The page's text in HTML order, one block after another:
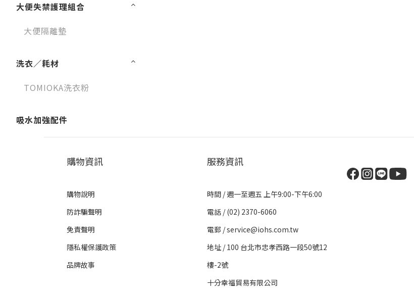
大便失禁護理組合
大便隔離墊
洗衣／耗材
TOMIOKA洗衣粉
吸水加強配件
購物資訊
購物說明
防詐騙聲明
免責聲明
隱私權保護政策
品牌故事
服務資訊
時間 / 週一至週五 上午9:00-下午6:00
電話 / (02) 2370-6060
電郵 / service@iohs.com.tw
地址 / 100 台北市忠孝西路一段50號12
樓-2號
十分幸福貿易有限公司